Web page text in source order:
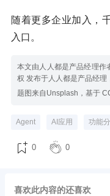
随着更多企业加入，
入口。
本文由人人都是产品经理作
权 发布于人人都是产品经理
题图来自Unsplash，基于
Agent AI应用 功能
0 0
喜欢此内容的还喜欢